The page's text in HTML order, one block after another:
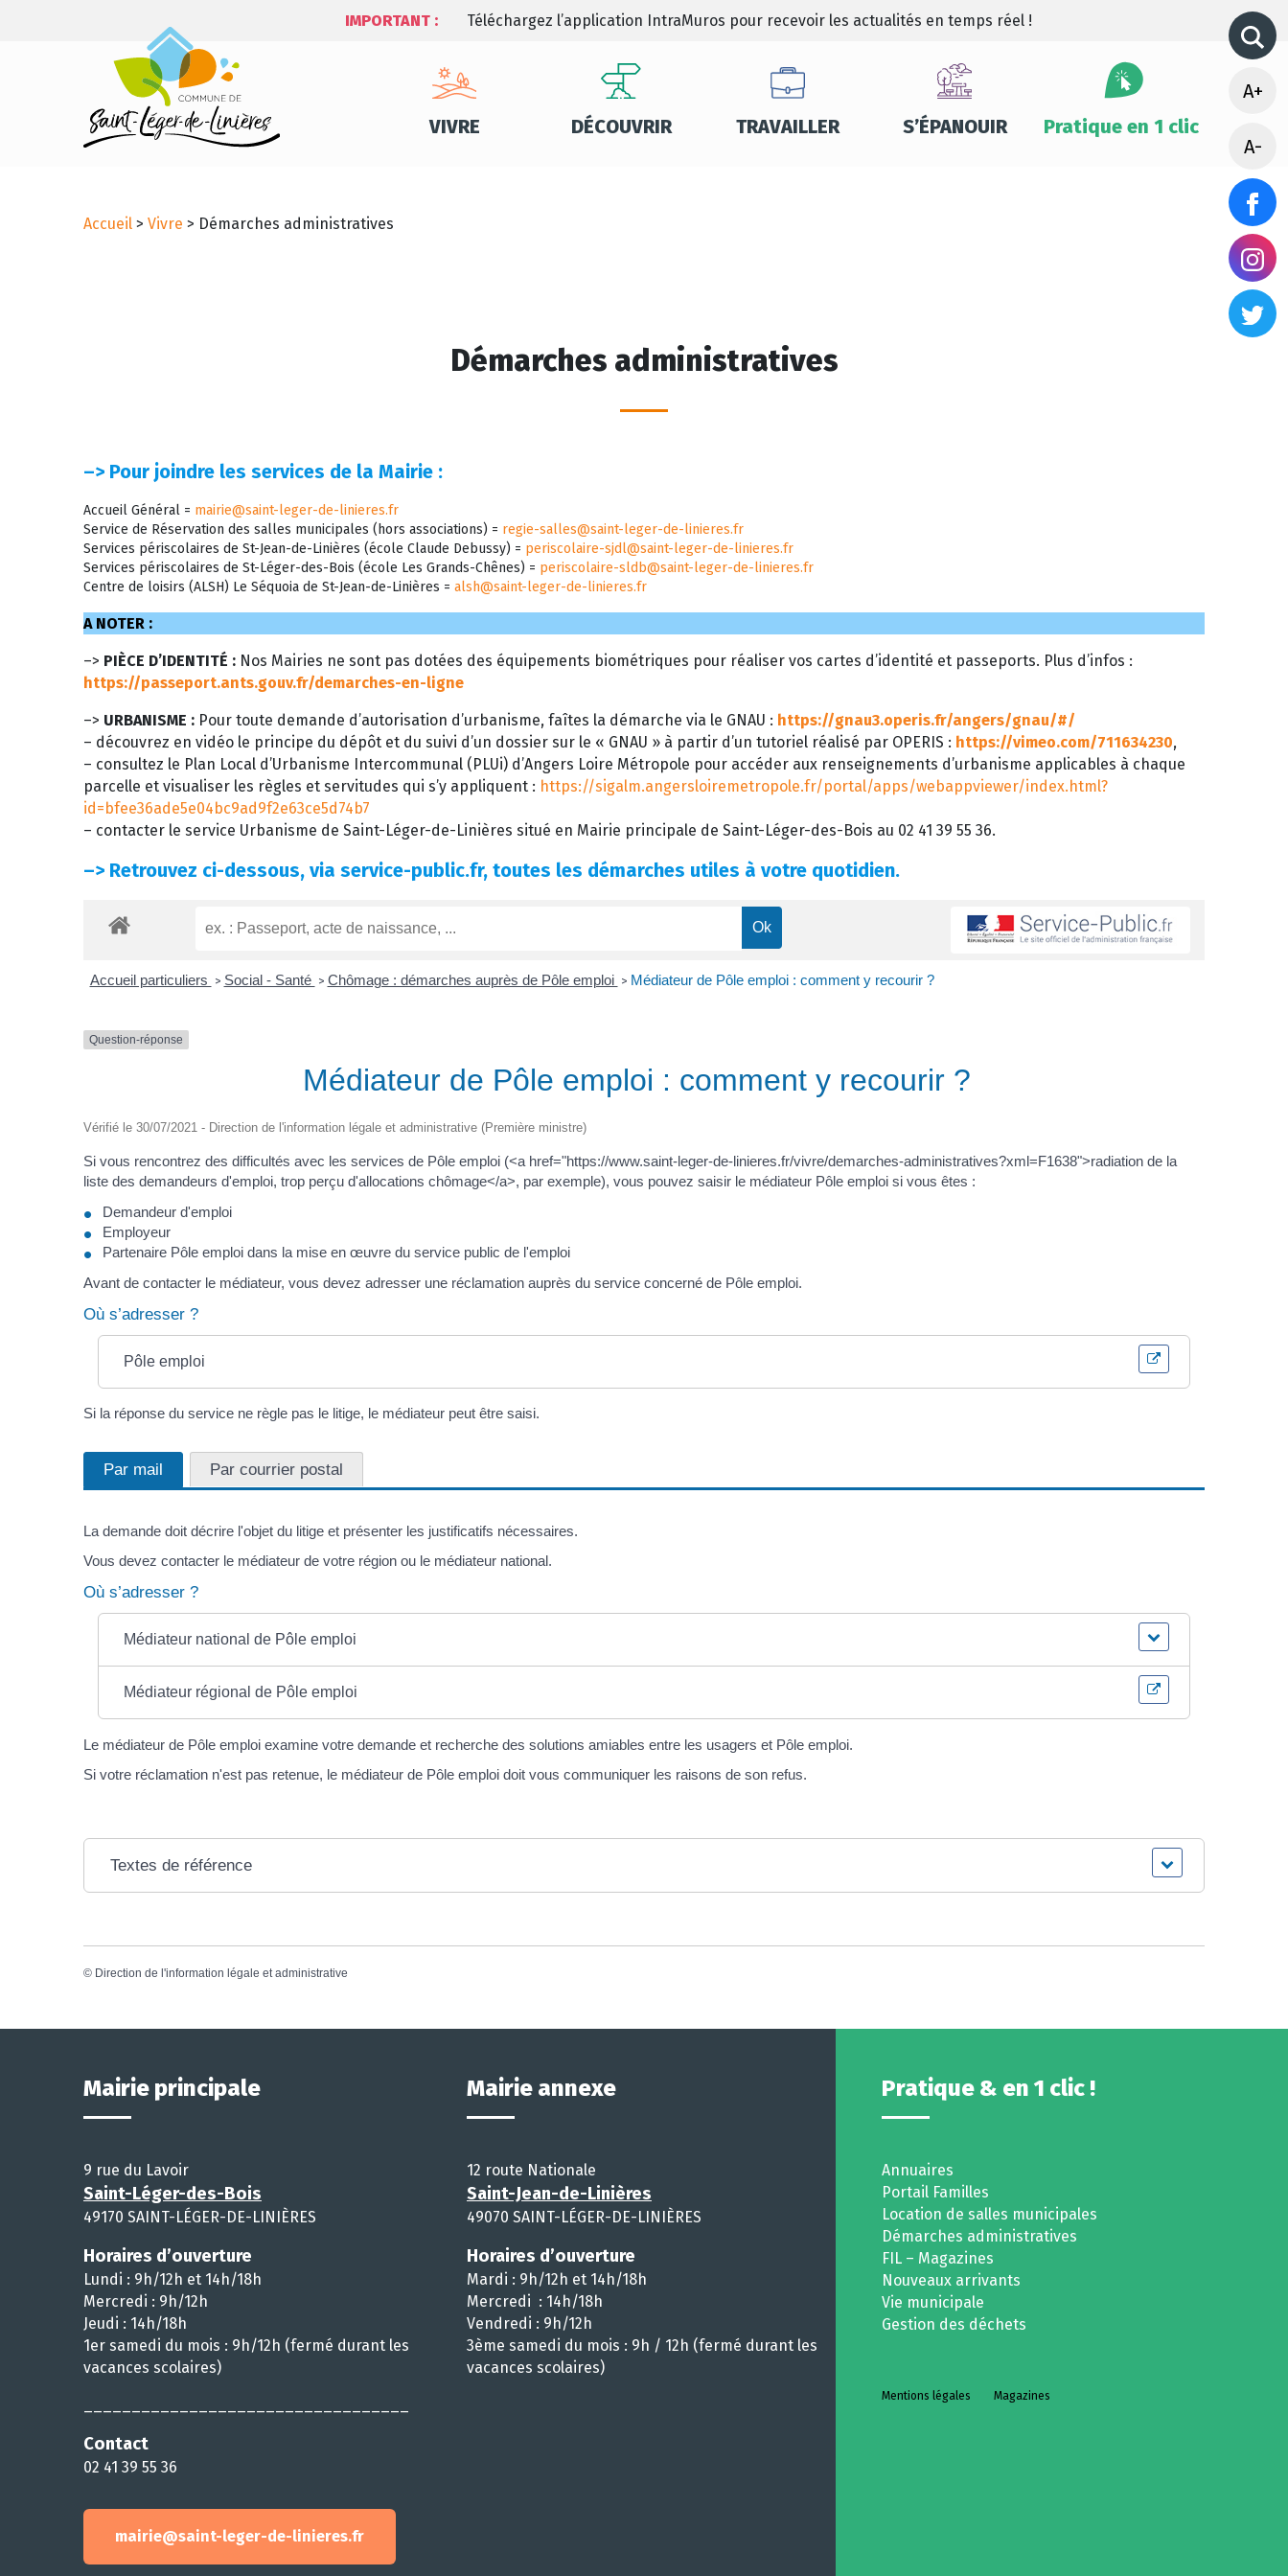
IMPORTANT : Téléchargez l’application IntraMuros pour recevoir les actualités en temps réel !
VIVRE DÉCOUVRIR TRAVAILLER S’ÉPANOUIR Pratique en 1 clic
A+
A-
Accueil > Vivre > Démarches administratives
Démarches administratives
–> Pour joindre les services de la Mairie :
Accueil Général = mairie@saint-leger-de-linieres.fr
Service de Réservation des salles municipales (hors associations) = regie-salles@saint-leger-de-linieres.fr
Services périscolaires de St-Jean-de-Linières (école Claude Debussy) = periscolaire-sjdl@saint-leger-de-linieres.fr
Services périscolaires de St-Léger-des-Bois (école Les Grands-Chênes) = periscolaire-sldb@saint-leger-de-linieres.fr
Centre de loisirs (ALSH) Le Séquoia de St-Jean-de-Linières = alsh@saint-leger-de-linieres.fr
A NOTER :
–> PIÈCE D’IDENTITÉ : Nos Mairies ne sont pas dotées des équipements biométriques pour réaliser vos cartes d’identité et passeports. Plus d’infos :
https://passeport.ants.gouv.fr/demarches-en-ligne
–> URBANISME : Pour toute demande d’autorisation d’urbanisme, faîtes la démarche via le GNAU : https://gnau3.operis.fr/angers/gnau/#/
– découvrez en vidéo le principe du dépôt et du suivi d’un dossier sur le « GNAU » à partir d’un tutoriel réalisé par OPERIS : https://vimeo.com/711634230,
– consultez le Plan Local d’Urbanisme Intercommunal (PLUi) d’Angers Loire Métropole pour accéder aux renseignements d’urbanisme applicables à chaque
parcelle et visualiser les règles et servitudes qui s’y appliquent : https://sigalm.angersloiremetropole.fr/portal/apps/webappviewer/index.html?
id=bfee36ade5e04bc9ad9f2e63ce5d74b7
– contacter le service Urbanisme de Saint-Léger-de-Linières situé en Mairie principale de Saint-Léger-des-Bois au 02 41 39 55 36.
–> Retrouvez ci-dessous, via service-public.fr, toutes les démarches utiles à votre quotidien.
Accueil particuliers > Social - Santé > Chômage : démarches auprès de Pôle emploi > Médiateur de Pôle emploi : comment y recourir ?
Question-réponse
Médiateur de Pôle emploi : comment y recourir ?
Vérifié le 30/07/2021 - Direction de l'information légale et administrative (Première ministre)
Si vous rencontrez des difficultés avec les services de Pôle emploi (<a href="https://www.saint-leger-de-linieres.fr/vivre/demarches-administratives?xml=F1638">radiation de la
liste des demandeurs d'emploi, trop perçu d'allocations chômage</a>, par exemple), vous pouvez saisir le médiateur Pôle emploi si vous êtes :
Demandeur d'emploi
Employeur
Partenaire Pôle emploi dans la mise en œuvre du service public de l'emploi
Avant de contacter le médiateur, vous devez adresser une réclamation auprès du service concerné de Pôle emploi.
Où s’adresser ?
Pôle emploi
Si la réponse du service ne règle pas le litige, le médiateur peut être saisi.
Par mail Par courrier postal
La demande doit décrire l'objet du litige et présenter les justificatifs nécessaires.
Vous devez contacter le médiateur de votre région ou le médiateur national.
Où s’adresser ?
Médiateur national de Pôle emploi
Médiateur régional de Pôle emploi
Le médiateur de Pôle emploi examine votre demande et recherche des solutions amiables entre les usagers et Pôle emploi.
Si votre réclamation n'est pas retenue, le médiateur de Pôle emploi doit vous communiquer les raisons de son refus.
Textes de référence
© Direction de l'information légale et administrative
Mairie principale
9 rue du Lavoir
Saint-Léger-des-Bois
49170 SAINT-LÉGER-DE-LINIÈRES
Horaires d’ouverture
Lundi : 9h/12h et 14h/18h
Mercredi : 9h/12h
Jeudi : 14h/18h
1er samedi du mois : 9h/12h (fermé durant les
vacances scolaires)
Contact
02 41 39 55 36
mairie@saint-leger-de-linieres.fr
Mairie annexe
12 route Nationale
Saint-Jean-de-Linières
49070 SAINT-LÉGER-DE-LINIÈRES
Horaires d’ouverture
Mardi : 9h/12h et 14h/18h
Mercredi : 14h/18h
Vendredi : 9h/12h
3ème samedi du mois : 9h / 12h (fermé durant les
vacances scolaires)
Pratique & en 1 clic !
Annuaires
Portail Familles
Location de salles municipales
Démarches administratives
FIL – Magazines
Nouveaux arrivants
Vie municipale
Gestion des déchets
Mentions légales Magazines